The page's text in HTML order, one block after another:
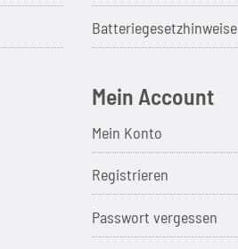
Batteriegesetzhinweise
Mein Account
Mein Konto
Registrieren
Passwort vergessen